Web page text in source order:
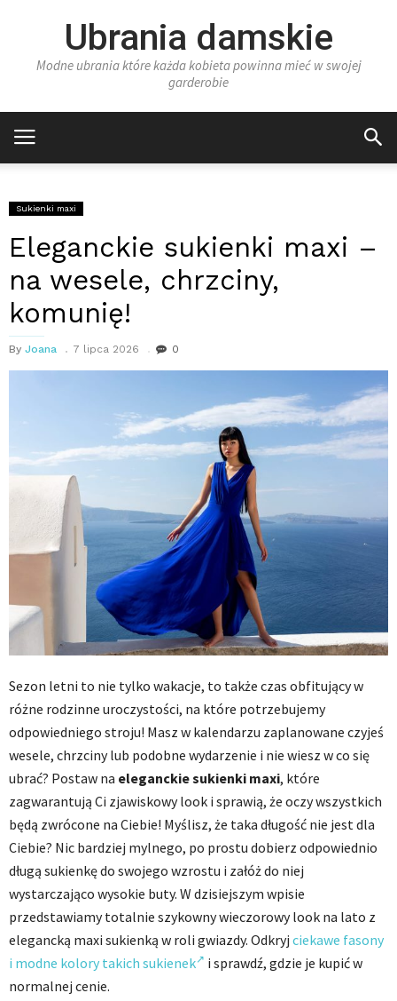
Ubrania damskie
Modne ubrania które każda kobieta powinna mieć w swojej
garderobie
Sukienki maxi
Eleganckie sukienki maxi –
na wesele, chrzciny,
komunię!
By Joana 7 lipca 2026 0
Sezon letni to nie tylko wakacje, to także czas obfitujący w
różne rodzinne uroczystości, na które potrzebujemy
odpowiedniego stroju! Masz w kalendarzu zaplanowane czyjeś
wesele, chrzciny lub podobne wydarzenie i nie wiesz w co się
ubrać? Postaw na eleganckie sukienki maxi, które
zagwarantują Ci zjawiskowy look i sprawią, że oczy wszystkich
będą zwrócone na Ciebie! Myślisz, że taka długość nie jest dla
Ciebie? Nic bardziej mylnego, po prostu dobierz odpowiednio
długą sukienkę do swojego wzrostu i załóż do niej
wystarczająco wysokie buty. W dzisiejszym wpisie
przedstawiamy totalnie szykowny wieczorowy look na lato z
elegancką maxi sukienką w roli gwiazdy. Odkryj ciekawe fasony
i modne kolory takich sukienek
i sprawdź, gdzie je kupić w
normalnej cenie.